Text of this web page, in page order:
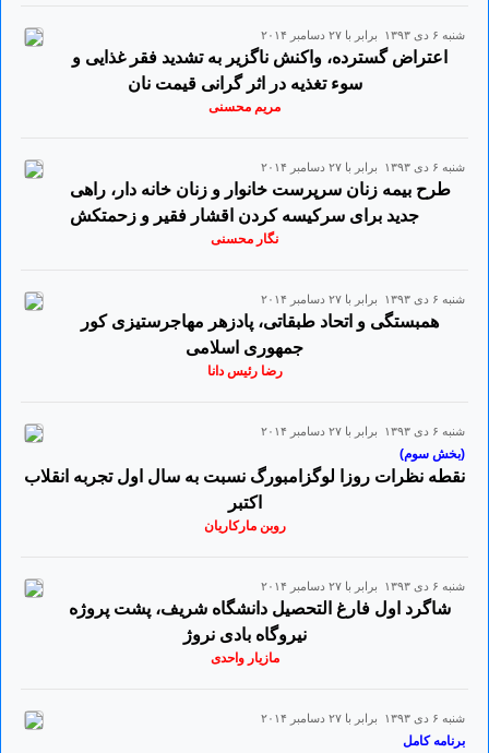
شنبه ۶ دی ۱۳۹۳ برابر با ۲۷ دسامبر ۲۰۱۴
اعتراض گسترده، واکنش ناگزیر به تشدید فقر غذایی و
سوء تغذیه در اثر گرانی قیمت نان
مریم محسنی
شنبه ۶ دی ۱۳۹۳ برابر با ۲۷ دسامبر ۲۰۱۴
طرح بیمه زنان سرپرست خانوار و زنان خانه دار، راهی
جدید برای سرکیسه کردن اقشار فقیر و زحمتکش
نگار محسنی
شنبه ۶ دی ۱۳۹۳ برابر با ۲۷ دسامبر ۲۰۱۴
همبستگی و اتحاد طبقاتی، پادزهر مهاجرستیزی کور
جمهوری اسلامی
رضا رئیس دانا
شنبه ۶ دی ۱۳۹۳ برابر با ۲۷ دسامبر ۲۰۱۴
(بخش سوم)
نقطه نظرات روزا لوگزامبورگ نسبت به سال اول تجربه انقلاب
اکتبر
روبن مارکاریان
شنبه ۶ دی ۱۳۹۳ برابر با ۲۷ دسامبر ۲۰۱۴
شاگرد اول فارغ التحصیل دانشگاه شریف، پشت پروژه
نیروگاه بادی نروژ
مازیار واحدی
شنبه ۶ دی ۱۳۹۳ برابر با ۲۷ دسامبر ۲۰۱۴
برنامه کامل